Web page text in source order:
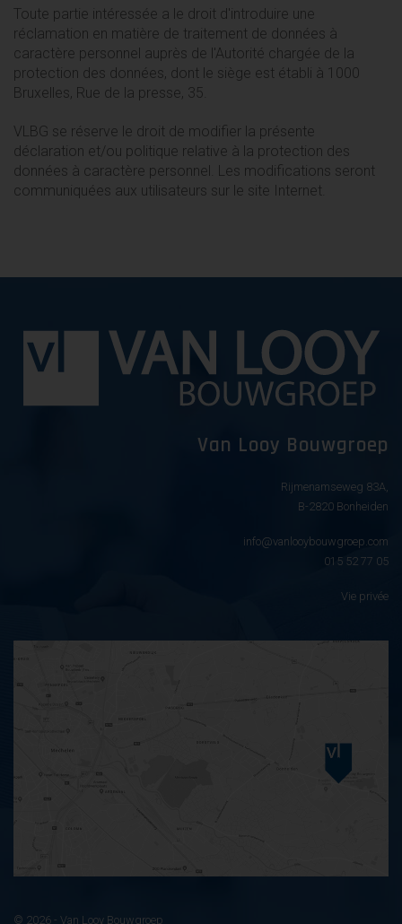
Toute partie intéressée a le droit d'introduire une
réclamation en matière de traitement de données à
caractère personnel auprès de l'Autorité chargée de la
protection des données, dont le siège est établi à 1000
Bruxelles, Rue de la presse, 35.
VLBG se réserve le droit de modifier la présente
déclaration et/ou politique relative à la protection des
données à caractère personnel. Les modifications seront
communiquées aux utilisateurs sur le site Internet.
Van Looy Bouwgroep
Rijmenamseweg 83A,
B-2820 Bonheiden
info@vanlooybouwgroep.com
015 52 77 05
Vie privée
© 2026 - Van Looy Bouwgroep